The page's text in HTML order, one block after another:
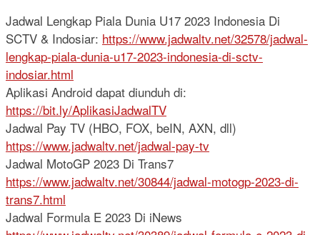
Jadwal Lengkap Piala Dunia U17 2023 Indonesia Di
SCTV & Indosiar: https://www.jadwaltv.net/32578/jadwal-
lengkap-piala-dunia-u17-2023-indonesia-di-sctv-
indosiar.html
Aplikasi Android dapat diunduh di:
https://bit.ly/AplikasiJadwalTV
Jadwal Pay TV (HBO, FOX, beIN, AXN, dll)
https://www.jadwaltv.net/jadwal-pay-tv
Jadwal MotoGP 2023 Di Trans7
https://www.jadwaltv.net/30844/jadwal-motogp-2023-di-
trans7.html
Jadwal Formula E 2023 Di iNews